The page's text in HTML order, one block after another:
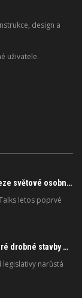
design a
uživatele.
Konference DesignBlok Talks přiveze světové osobnosti designu a architektury
letos poprvé
Co je pergola a co přístřešek? A které drobné stavby musíte povolovat? Pomůže metodika
narůstá